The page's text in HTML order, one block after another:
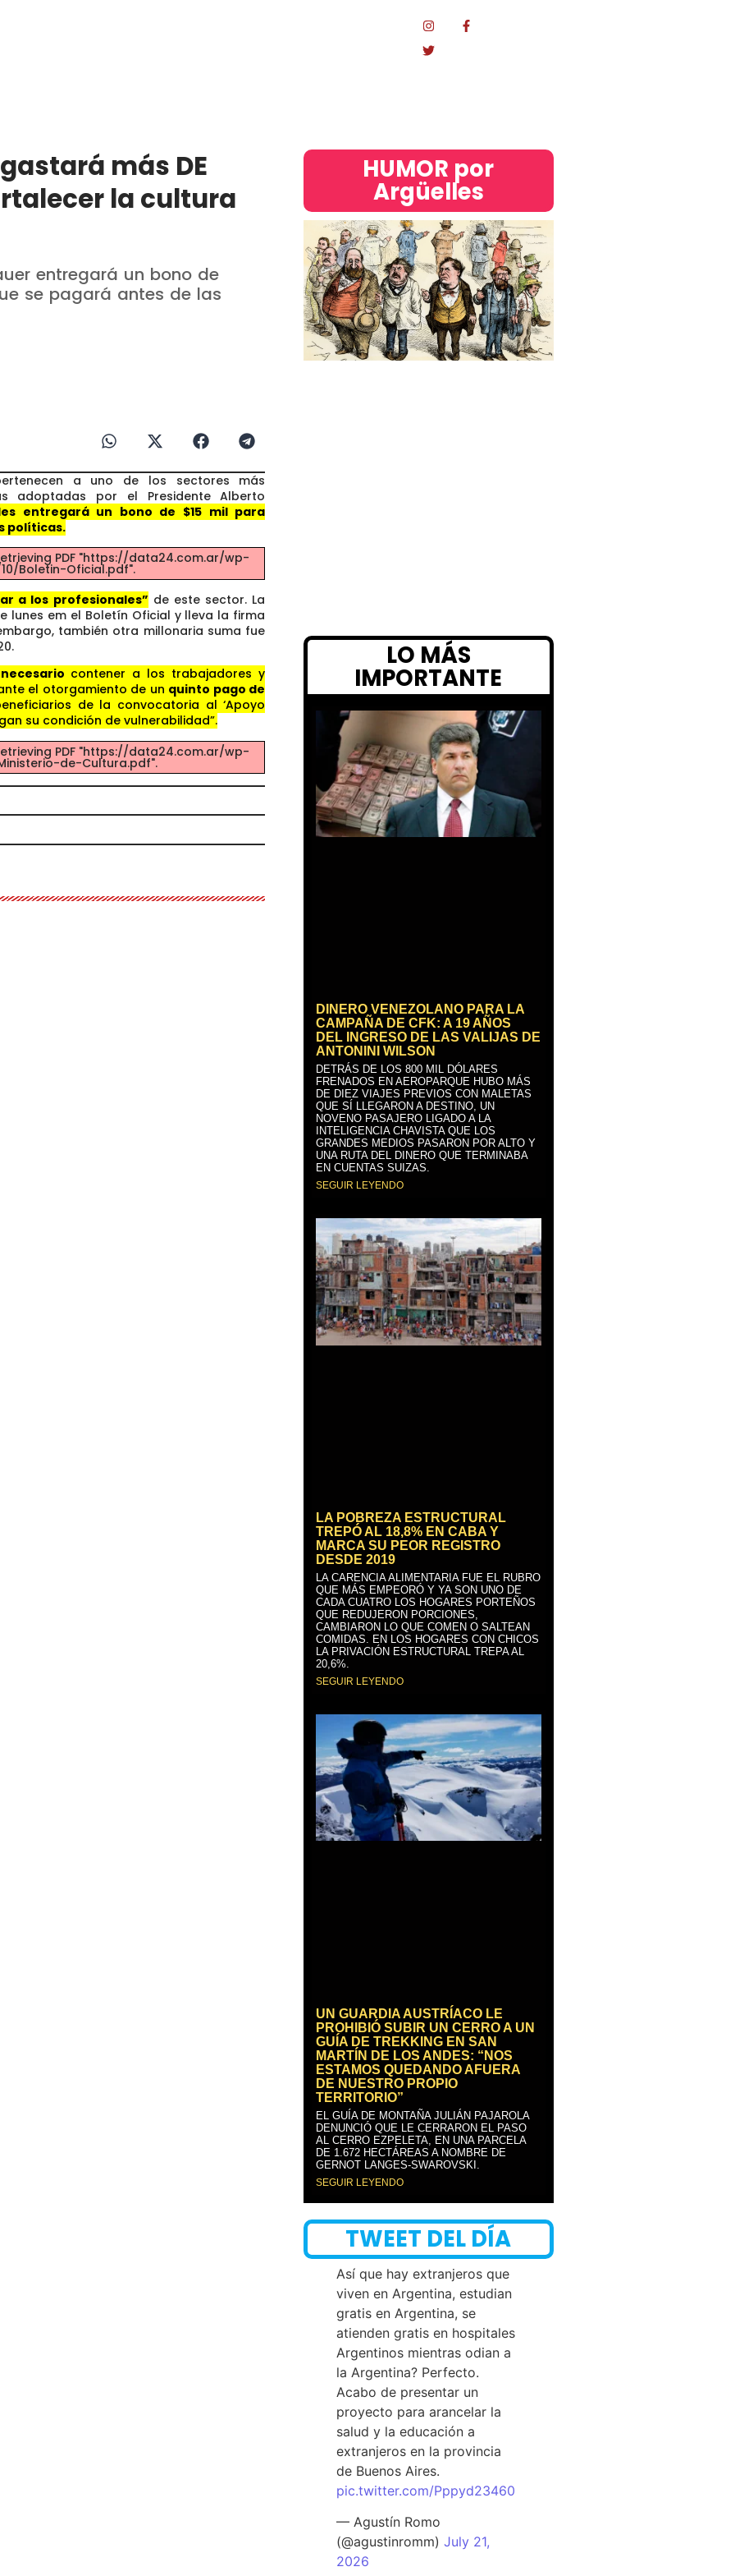
más DE
la cultura
entregará un bono de
se pagará antes de las
a uno de los sectores más
adoptadas por el Presidente Alberto
entregará un bono de $15 mil para
políticas.
PDF "https://data24.com.ar/wp-
Boletin-Oficial.pdf".
a los profesionales” de este sector. La
lunes em el Boletín Oficial y lleva la firma
también otra millonaria suma fue
contener a los trabajadores y
el otorgamiento de un quinto pago de
de la convocatoria al ‘Apoyo
su condición de vulnerabilidad”.
PDF "https://data24.com.ar/wp-
de-Cultura.pdf".
HUMOR por
Argüelles​
LO MÁS
IMPORTANTE
DINERO VENEZOLANO PARA LA
CAMPAÑA DE CFK: A 19 AÑOS
DEL INGRESO DE LAS VALIJAS DE
ANTONINI WILSON
DETRÁS DE LOS 800 MIL DÓLARES
FRENADOS EN AEROPARQUE HUBO MÁS
DE DIEZ VIAJES PREVIOS CON MALETAS
QUE SÍ LLEGARON A DESTINO, UN
NOVENO PASAJERO LIGADO A LA
INTELIGENCIA CHAVISTA QUE LOS
GRANDES MEDIOS PASARON POR ALTO Y
UNA RUTA DEL DINERO QUE TERMINABA
EN CUENTAS SUIZAS.
SEGUIR LEYENDO
LA POBREZA ESTRUCTURAL
TREPÓ AL 18,8% EN CABA Y
MARCA SU PEOR REGISTRO
DESDE 2019
LA CARENCIA ALIMENTARIA FUE EL RUBRO
QUE MÁS EMPEORÓ Y YA SON UNO DE
CADA CUATRO LOS HOGARES PORTEÑOS
QUE REDUJERON PORCIONES,
CAMBIARON LO QUE COMEN O SALTEAN
COMIDAS. EN LOS HOGARES CON CHICOS
LA PRIVACIÓN ESTRUCTURAL TREPA AL
20,6%.
SEGUIR LEYENDO
UN GUARDIA AUSTRÍACO LE
PROHIBIÓ SUBIR UN CERRO A UN
GUÍA DE TREKKING EN SAN
MARTÍN DE LOS ANDES: “NOS
ESTAMOS QUEDANDO AFUERA
DE NUESTRO PROPIO
TERRITORIO”
EL GUÍA DE MONTAÑA JULIÁN PAJAROLA
DENUNCIÓ QUE LE CERRARON EL PASO
AL CERRO EZPELETA, EN UNA PARCELA
DE 1.672 HECTÁREAS A NOMBRE DE
GERNOT LANGES-SWAROVSKI.
SEGUIR LEYENDO
TWEET DEL DÍA
Así que hay extranjeros que
viven en Argentina, estudian
gratis en Argentina, se
atienden gratis en hospitales
Argentinos mientras odian a
la Argentina? Perfecto.
Acabo de presentar un
proyecto para arancelar la
salud y la educación a
extranjeros en la provincia
de Buenos Aires.
pic.twitter.com/Pppyd23460
— Agustín Romo
(@agustinromm)July 21,
2026